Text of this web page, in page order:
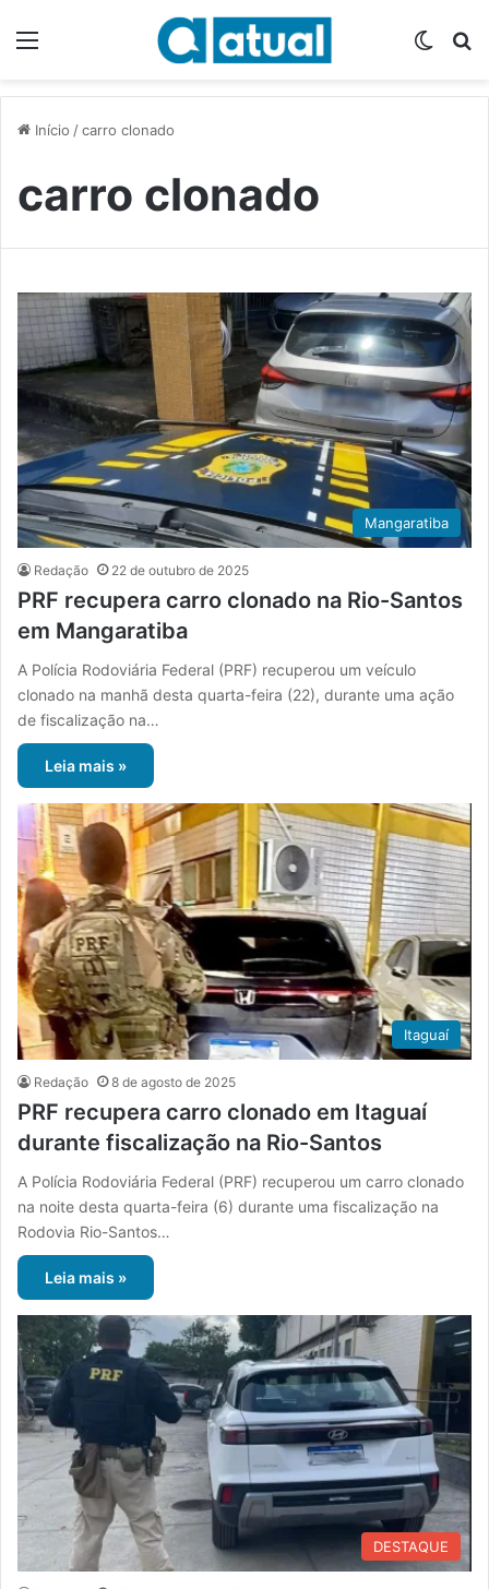
Início /carro clonado
carro clonado
Mangaratiba
Redação 22 de outubro de 2025
PRF recupera carro clonado na Rio-Santos
em Mangaratiba
A Polícia Rodoviária Federal (PRF) recuperou um veículo
clonado na manhã desta quarta-feira (22), durante uma ação
de fiscalização na…
Leia mais »
Itaguaí
Redação 8 de agosto de 2025
PRF recupera carro clonado em Itaguaí
durante fiscalização na Rio-Santos
A Polícia Rodoviária Federal (PRF) recuperou um carro clonado
na noite desta quarta-feira (6) durante uma fiscalização na
Rodovia Rio-Santos…
Leia mais »
DESTAQUE